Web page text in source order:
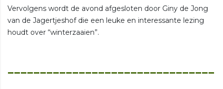
Vervolgens wordt de avond afgesloten door Giny de Jong
van de Jagertjeshof die een leuke en interessante lezing
houdt over “winterzaaien”.